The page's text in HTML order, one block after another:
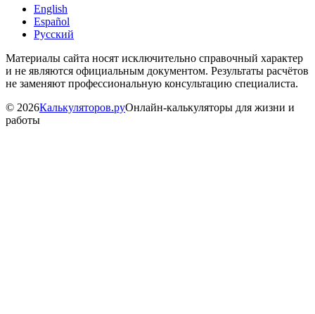
English
Español
Русский
Материалы сайта носят исключительно справочный характер
и не являются официальным документом. Результаты расчётов
не заменяют профессиональную консультацию специалиста.
© 2026Калькуляторов.руОнлайн-калькуляторы для жизни и
работы